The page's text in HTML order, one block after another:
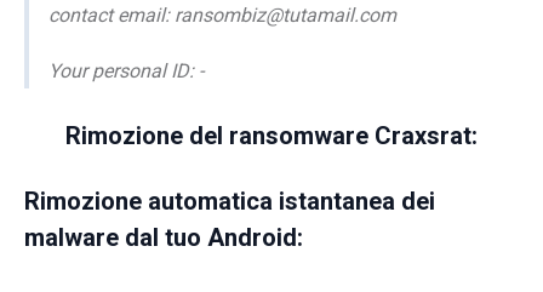
contact email: ransombiz@tutamail.com
Your personal ID: -
Rimozione del ransomware Craxsrat:
Rimozione automatica istantanea dei
malware dal tuo Android: